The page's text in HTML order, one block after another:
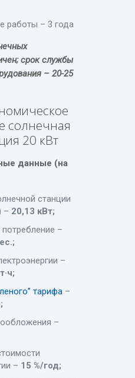
работы – 3 года
срок службы
– 20-25
солнечная
20 кВт
данные (на
станции
– 20,13 кВт;
–
–
тарифа–
–
– 15 %/год;